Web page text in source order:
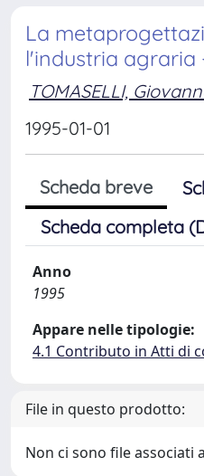
La
l'industria agraria
TOMASELLI,
1995-01-01
Scheda breve
Scheda completa
Anno
1995
Appare nelle tipologie:
4.1 Contributo in Atti di
File in questo prodotto:
Non ci sono file associati